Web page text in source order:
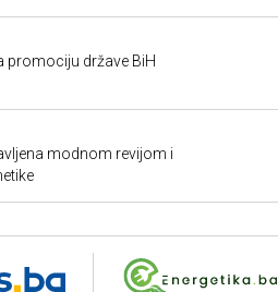
promociju države BiH
modnom revijom i